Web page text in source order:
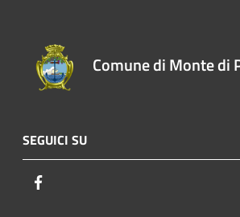
Comune di Monte di
SEGUICI SU